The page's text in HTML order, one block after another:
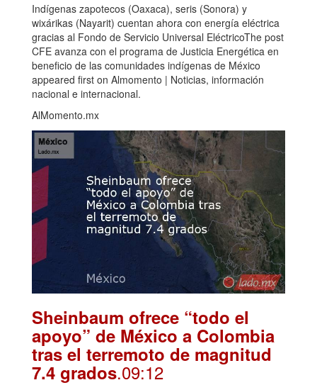
Indígenas zapotecos (Oaxaca), seris (Sonora) y
wixárikas (Nayarit) cuentan ahora con energía eléctrica
gracias al Fondo de Servicio Universal EléctricoThe post
CFE avanza con el programa de Justicia Energética en
beneficio de las comunidades indígenas de México
appeared first on Almomento | Noticias, información
nacional e internacional.
AlMomento.mx
Sheinbaum ofrece “todo el
apoyo” de México a Colombia
tras el terremoto de magnitud
7.4 grados.09:12